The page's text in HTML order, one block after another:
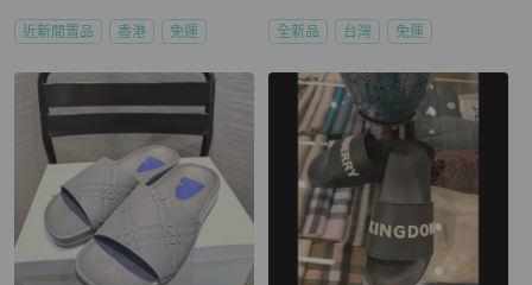
近新閒置品 香港 免運 全新品 台灣 免運